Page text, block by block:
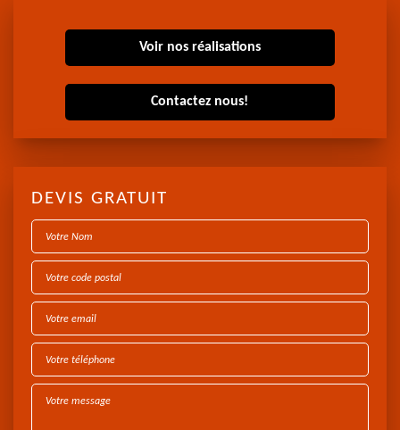
Voir nos réalisations
Contactez nous!
DEVIS GRATUIT